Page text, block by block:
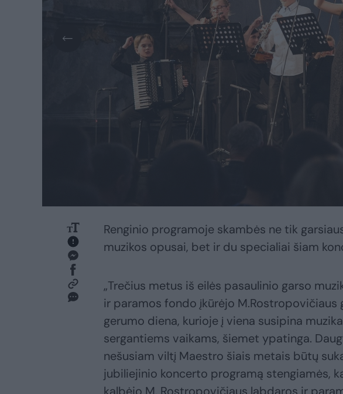
Renginio programoje skambės ne tik
muzikos opusai, bet ir du specialiai šiam
„Trečius metus iš eilės pasaulinio garso
ir paramos fondo įkūrėjo M.Rostropovičiaus
gerumo diena, kurioje į viena susipina
sergantiems vaikams, šiemet ypatinga.
nešusiam viltį Maestro šiais metais būtų
jubiliejinio koncerto programą stengiamės,